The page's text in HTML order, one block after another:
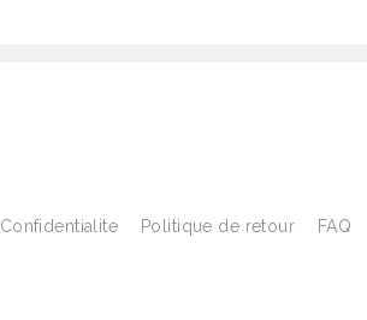
Confidentialite Politique de retour FAQ